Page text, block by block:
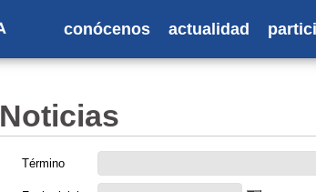
conócenos actualidad
Noticias
Término